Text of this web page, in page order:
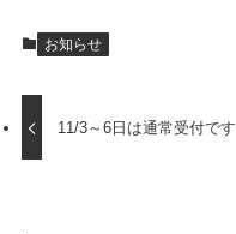
お知らせ
11/3～6日は通常受付です